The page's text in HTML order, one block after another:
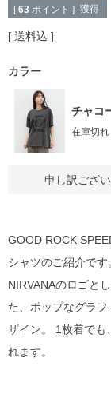
[ 63 ポイント ] 獲得
送料込
カラー
チャコ
在庫切れ
申し訳ござ
GOOD ROCK
シャツのご紹介です
NIRVANAのロゴと
た、ポップなグラ
ザイン。 1枚着でも
れます。